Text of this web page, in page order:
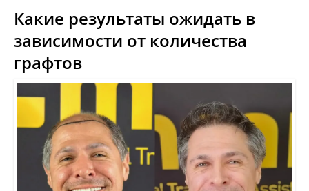
Какие результаты ожидать в
зависимости от количества
графтов